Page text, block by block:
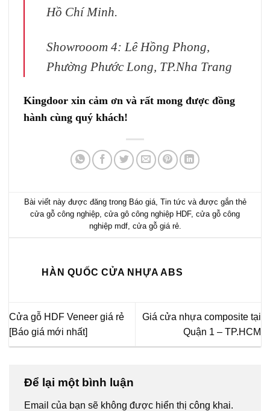
Hồ Chí Minh.
Showrooom 4: Lê Hồng Phong,
Phường Phước Long, TP.Nha Trang
Kingdoor xin cảm ơn và rất mong được đồng
hành cùng quý khách!
Bài viết này được đăng trong Báo giá, Tin tức và được gắn thẻ
cửa gỗ công nghiệp, cửa gô công nghiệp HDF, cửa gỗ công
nghiệp mdf, cửa gỗ giá rẻ.
HÀN QUỐC CỬA NHỰA ABS
Cửa gỗ HDF Veneer giá rẻ
[Báo giá mới nhất]
Giá cửa nhựa composite tại
Quận 1 – TP.HCM
Để lại một bình luận
Email của bạn sẽ không được hiển thị công khai.